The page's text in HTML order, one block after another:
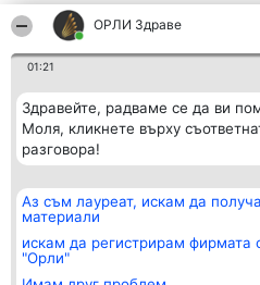
ОРЛИ Здраве
01:21
Здравейте, радваме се да ви
Моля, кликнете върху
разговора!
Аз съм лауреат, искам да
материали
искам да регистрирам фирмата
"Орли"
Организатор на
класиране
BulevardulAleea Timișul De
Sus Nr. 2, Bl. A30, Sc. A, Et.
4, Ap. 13
всички